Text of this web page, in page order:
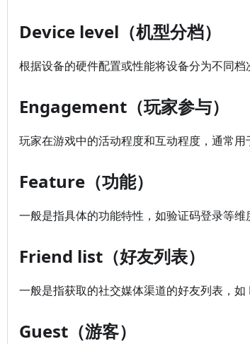
Device level（机型分档）
根据设备的硬件配置或性能将设备分为不同档
Engagement（玩家参与）
玩家在游戏中的活动程度和互动程度，通常用
Feature（功能）
一般是指具体的功能特性，如验证码登录等维
Friend list（好友列表）
一般是指获取的社交媒体渠道的好友列表，如
Guest（游客）